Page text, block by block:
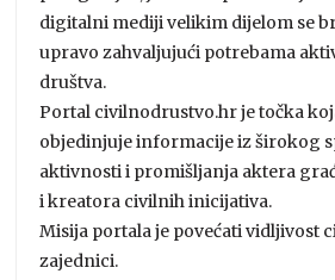
digitalni mediji velikim dijelom se
upravo zahvaljujući potrebama
društva.
Portal civilnodrustvo.hr je točka
objedinjuje informacije iz širokog
aktivnosti i promišljanja aktera
i kreatora civilnih inicijativa.
Misija portala je povećati vidljivost
zajednici.